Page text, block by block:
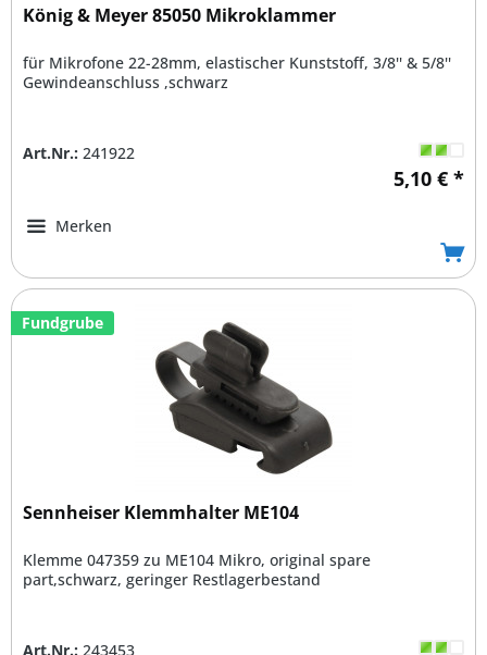
König & Meyer 85050 Mikroklammer
für Mikrofone 22-28mm, elastischer Kunststoff, 3/8'' & 5/8''
Gewindeanschluss ,schwarz
Art.Nr.: 241922
5,10 € *
Merken
Fundgrube
Sennheiser Klemmhalter ME104
Klemme 047359 zu ME104 Mikro, original spare
part,schwarz, geringer Restlagerbestand
Art.Nr.: 243453